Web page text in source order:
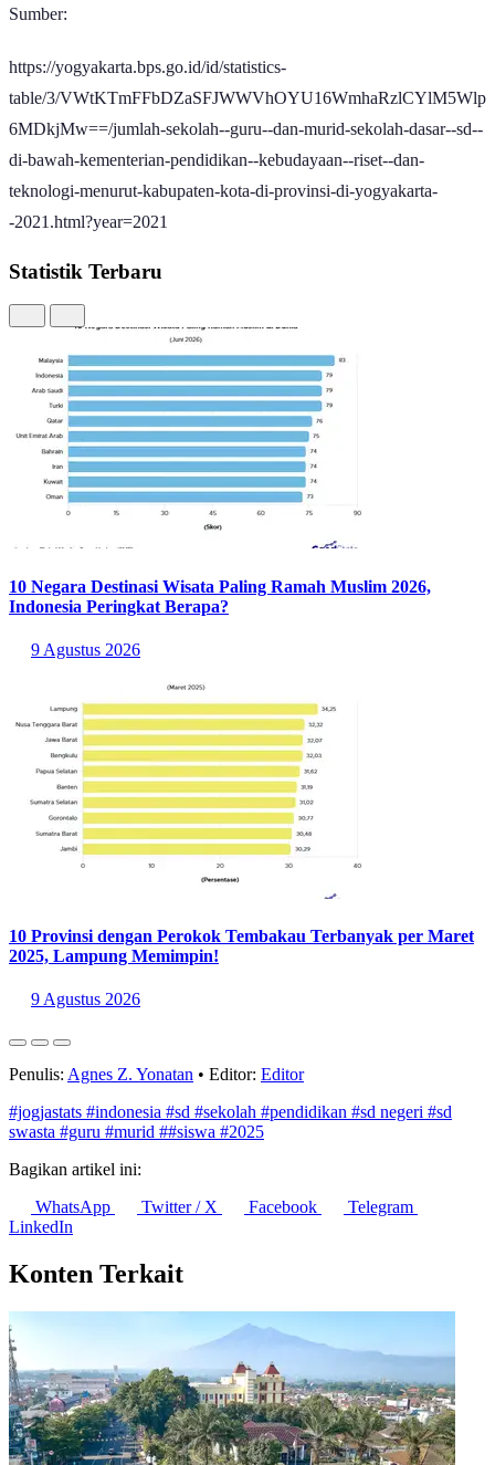
Sumber:
https://yogyakarta.bps.go.id/id/statistics-
table/3/VWtKTmFFbDZaSFJWWVhOYU16WmhaRzlCYlM5Wlp
6MDkjMw==/jumlah-sekolah--guru--dan-murid-sekolah-dasar--sd--
di-bawah-kementerian-pendidikan--kebudayaan--riset--dan-
teknologi-menurut-kabupaten-kota-di-provinsi-di-yogyakarta-
-2021.html?year=2021
Statistik Terbaru
10 Negara Destinasi Wisata Paling Ramah Muslim 2026,
Indonesia Peringkat Berapa?
9 Agustus 2026
10 Provinsi dengan Perokok Tembakau Terbanyak per Maret
2025, Lampung Memimpin!
9 Agustus 2026
Penulis: Agnes Z. Yonatan • Editor: Editor
#jogjastats #indonesia #sd #sekolah #pendidikan #sd negeri #sd
swasta #guru #murid ##siswa #2025
Bagikan artikel ini:
WhatsApp
Twitter / X Facebook
Telegram
LinkedIn
Konten Terkait